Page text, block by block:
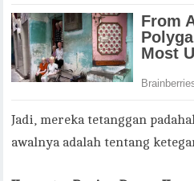
Jadi, mereka tetanggan
awalnya adalah tentang